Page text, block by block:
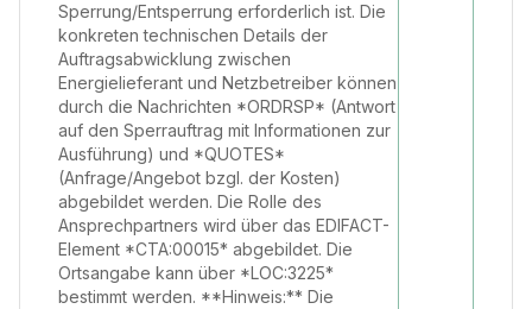
Sperrung/Entsperrung erforderlich ist. Die
konkreten technischen Details der
Auftragsabwicklung zwischen
Energielieferant und Netzbetreiber können
durch die Nachrichten *ORDRSP* (Antwort
auf den Sperrauftrag mit Informationen zur
Ausführung) und *QUOTES*
(Anfrage/Angebot bzgl. der Kosten)
abgebildet werden. Die Rolle des
Ansprechpartners wird über das EDIFACT-
Element *CTA:00015* abgebildet. Die
Ortsangabe kann über *LOC:3225*
bestimmt werden. **Hinweis:** Die